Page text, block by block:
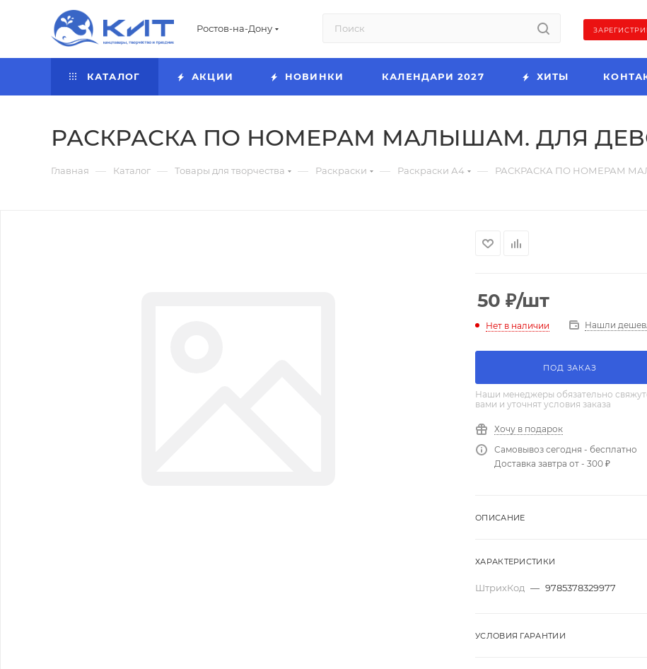
Ростов-на-Дону
КАТАЛОГ АКЦИИ НОВИНКИ КАЛЕНДАРИ 2027 ХИТЫ
РАСКРАСКА ПО НОМЕРАМ МАЛЫШАМ. ДЛЯ
Главная — Каталог — Товары для творчества — Раскраски — Раскраски А4 — РАСКРАСКА ПО НОМЕРАМ
50 ₽/шт
Нет в наличии Нашли
ПОД ЗАКАЗ
Наши менеджеры обязательно
вами и уточнят условия заказа
Хочу в подарок
Самовывоз сегодня - бесплатно
Доставка завтра от - 300 ₽
ОПИСАНИЕ
ХАРАКТЕРИСТИКИ
ШтрихКод — 9785378329977
УСЛОВИЯ ГАРАНТИИ